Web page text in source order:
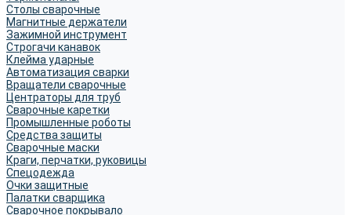
Столы сварочные
Магнитные держатели
Зажимной инструмент
Строгачи канавок
Клейма ударные
Автоматизация сварки
Вращатели сварочные
Центраторы для труб
Сварочные каретки
Промышленные роботы
Средства защиты
Сварочные маски
Краги, перчатки, руковицы
Спецодежда
Очки защитные
Палатки сварщика
Сварочное покрывало